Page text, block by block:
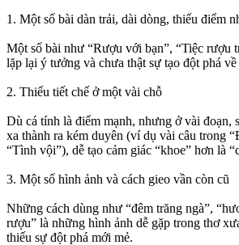
1. Một số bài dàn trải, dài dòng, thiếu điểm
Một số bài như “Rượu với bạn”, “Tiệc rượu
lặp lại ý tưởng và chưa thật sự tạo đột phá về
2. Thiếu tiết chế ở một vài chỗ
Dù cá tính là điểm mạnh, nhưng ở vài đoạn,
xa thành ra kém duyên (ví dụ vài câu trong
“Tình vội”), dễ tạo cảm giác “khoe” hơn là
3. Một số hình ảnh và cách gieo vần còn cũ
Những cách dùng như “đêm trăng ngà”,
rượu” là những hình ảnh dễ gặp trong thơ
thiếu sự đột phá mới mẻ.